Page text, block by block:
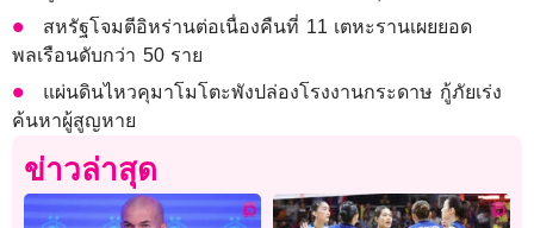
สหรัฐโจมตีอิหร่านต่อเนื่องคืนที่ 11 เตหะรานเผยยอด
พลเรือนดับกว่า 50 ราย
แผ่นดินไหวคุมาโมโตะพังปล่องโรงงานกระดาษ กู้ภัยเร่ง
ค้นหาผู้สูญหาย
ข่าวล่าสุด